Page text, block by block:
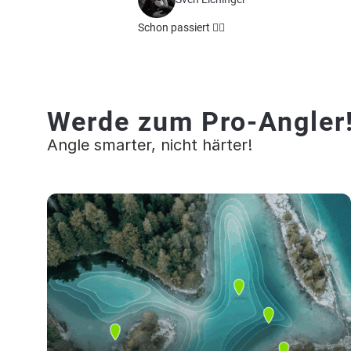
Schon passiert 👌🏻
Werde zum Pro-
Angle smarter, nicht härter!